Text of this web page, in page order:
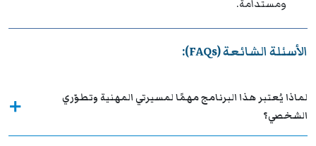
ومستدامة.
الأسئلة الشائعة (FAQs):
لماذا يُعتبر هذا البرنامج مهمًا لمسيرتي المهنية وتطوّري
الشخصي؟